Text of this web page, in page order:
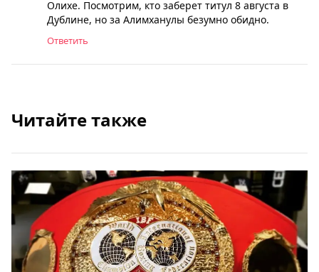
Олихе. Посмотрим, кто заберет титул 8 августа в
Дублине, но за Алимханулы безумно обидно.
Ответить
Читайте также